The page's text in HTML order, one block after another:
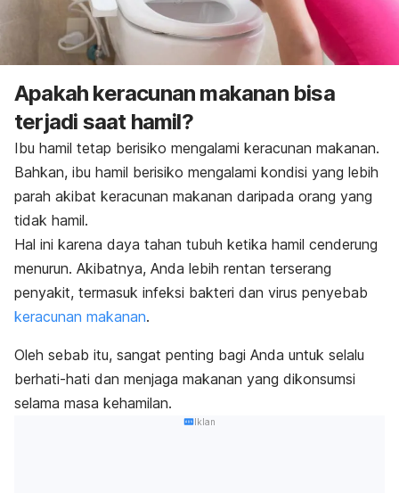
Apakah keracunan makanan bisa
terjadi saat hamil?
Ibu hamil tetap berisiko mengalami keracunan makanan.
Bahkan, ibu hamil berisiko mengalami kondisi yang lebih
parah akibat keracunan makanan daripada orang yang
tidak hamil.
Hal ini karena daya tahan tubuh ketika hamil cenderung
menurun. Akibatnya, Anda lebih rentan terserang
penyakit, termasuk infeksi bakteri dan virus penyebab
keracunan makanan.
Oleh sebab itu, sangat penting bagi Anda untuk selalu
berhati-hati dan menjaga makanan yang dikonsumsi
selama masa kehamilan.
Iklan